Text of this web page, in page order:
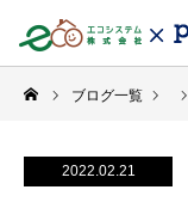
ブログ一覧
2022.02.21